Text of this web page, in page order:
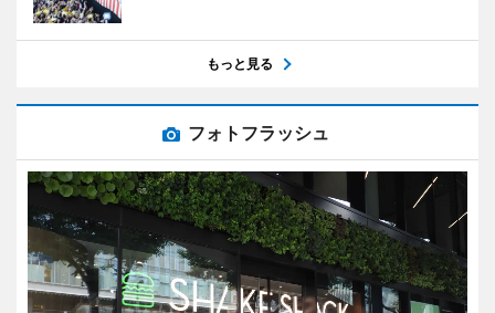
もっと見る
フォトフラッシュ